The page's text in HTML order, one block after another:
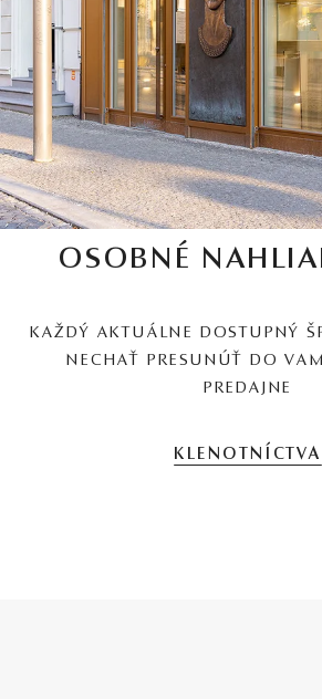
OSOBNÉ
KAŽDÝ AKTUÁLNE DOSTUPNÝ
NECHAŤ PRESUNÚŤ DO
PREDAJNE
KLENOTNÍCTVA